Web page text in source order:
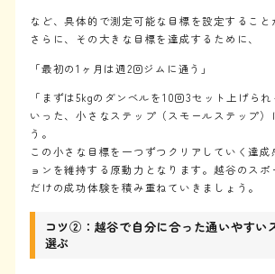
など、具体的で測定可能な目標を設定すること
さらに、その大きな目標を達成するために、
「最初の1ヶ月は週2回ジムに通う」
「まずは5kgのダンベルを10回3セット上げら
いった、小さなステップ（スモールステップ）
う。
この小さな目標を一つずつクリアしていく達成
ョンを維持する原動力となります。越谷のス
だけの成功体験を積み重ねていきましょう。
コツ②：越谷で自分に合った通いやすい
選ぶ